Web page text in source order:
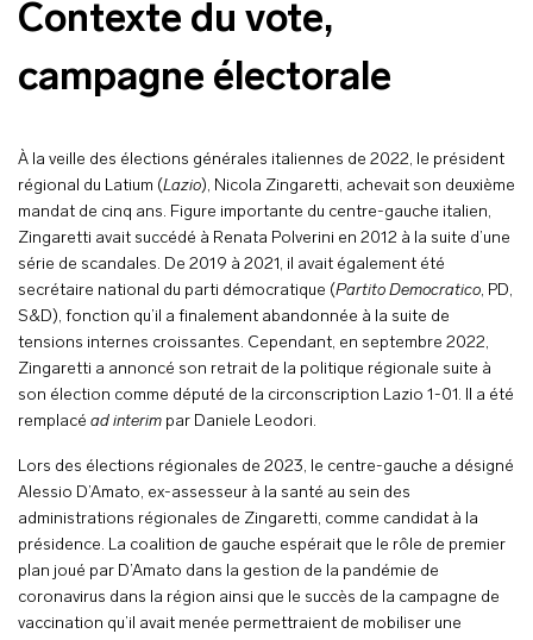
Contexte du vote,
campagne électorale
À la veille des élections générales italiennes de 2022, le président
régional du Latium (Lazio), Nicola Zingaretti, achevait son deuxième
mandat de cinq ans. Figure importante du centre-gauche italien,
Zingaretti avait succédé à Renata Polverini en 2012 à la suite d’une
série de scandales. De 2019 à 2021, il avait également été
secrétaire national du parti démocratique (Partito Democratico, PD,
S&D), fonction qu’il a finalement abandonnée à la suite de
tensions internes croissantes. Cependant, en septembre 2022,
Zingaretti a annoncé son retrait de la politique régionale suite à
son élection comme député de la circonscription Lazio 1-01. Il a été
remplacé ad interim par Daniele Leodori.
Lors des élections régionales de 2023, le centre-gauche a désigné
Alessio D’Amato, ex-assesseur à la santé au sein des
administrations régionales de Zingaretti, comme candidat à la
présidence. La coalition de gauche espérait que le rôle de premier
plan joué par D’Amato dans la gestion de la pandémie de
coronavirus dans la région ainsi que le succès de la campagne de
vaccination qu’il avait menée permettraient de mobiliser une